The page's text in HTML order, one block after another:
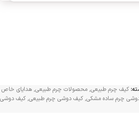
کیف چرم طبیعی, محصولات چرم طبیعی, هدایای خاص
چرم ساده مشکی, کیف دوشی چرم طبیعی, کیف دوشی